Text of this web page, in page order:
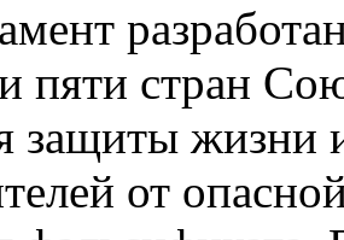
пяти стран
защиты жизни
от